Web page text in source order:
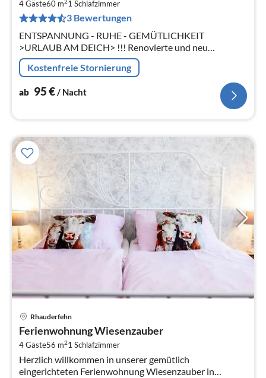
4 Gäste60 m 1 Schlafzimmer
3 Bewertungen
ENTSPANNUNG - RUHE - GEMÜTLICHKEIT
>URLAUB AM DEICH> !!! Renovierte und neu
eingerichtete Ferienwohnung in der Urlaubsregion
südliches Ostfriesland !!!
Kostenfreie Stornierung
ab 95€/ Nacht
Rhauderfehn
Ferienwohnung Wiesenzauber
4 Gäste56 m21 Schlafzimmer
Herzlich willkommen in unserer gemütlich
eingerichteten Ferienwohnung Wiesenzauber in